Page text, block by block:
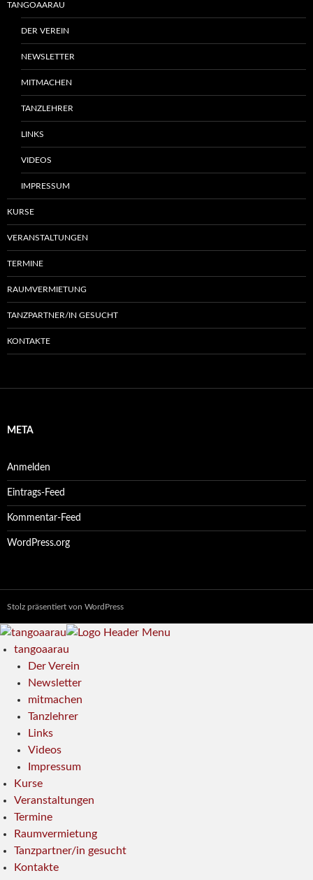
TANGOAARAU
DER VEREIN
NEWSLETTER
MITMACHEN
TANZLEHRER
LINKS
VIDEOS
IMPRESSUM
KURSE
VERANSTALTUNGEN
TERMINE
RAUMVERMIETUNG
TANZPARTNER/IN GESUCHT
KONTAKTE
META
Anmelden
Eintrags-Feed
Kommentar-Feed
WordPress.org
Stolz präsentiert von WordPress
tangoaarau
Der Verein
Newsletter
mitmachen
Tanzlehrer
Links
Videos
Impressum
Kurse
Veranstaltungen
Termine
Raumvermietung
Tanzpartner/in gesucht
Kontakte